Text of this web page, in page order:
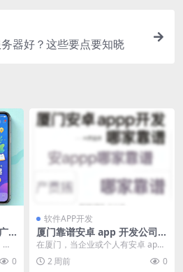
器好？这些要点要知晓
0
软件APP开发
厦门靠谱安卓 app 开发公司大
揭秘，哪家才是你的最佳之
选？
在厦门，当企业或个人有安卓 app
开发需求时，选择一家靠谱的开发
公司至关重要。...
2 周前 0